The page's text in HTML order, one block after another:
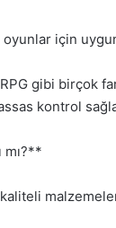
için
gibi birçok
kontrol
mı?**